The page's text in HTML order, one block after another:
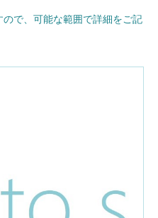
で、可能な範囲で詳細をご記